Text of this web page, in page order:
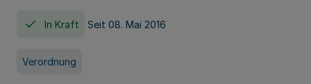
In Kraft Seit 08. Mai 2016
Verordnung